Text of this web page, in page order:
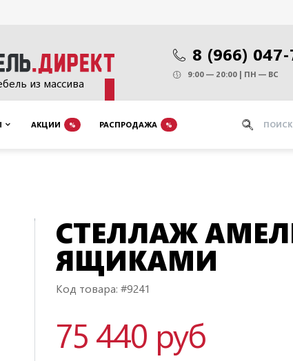
из массива
8 (966)
9:00 — 20:00 | ПН — ВС
АКЦИИ % РАСПРОДАЖА %
СТЕЛЛАЖ
ЯЩИКАМИ
Код товара: #9241
75 440 руб